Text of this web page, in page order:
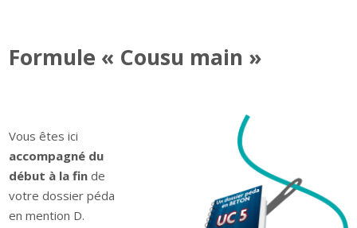
Formule « Cousu main »
Vous êtes ici
accompagné du
début à la fin de
votre dossier péda
en mention D.